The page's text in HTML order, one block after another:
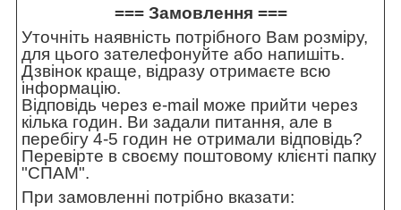
=== Замовлення ===
Уточніть наявність потрібного Вам розміру,
для цього зателефонуйте або напишіть.
Дзвінок краще, відразу отримаєте всю
інформацію.
Відповідь через e-mail може прийти через
кілька годин. Ви задали питання, але в
перебігу 4-5 годин не отримали відповідь?
Перевірте в своєму поштовому клієнті папку
"СПАМ".
При замовленні потрібно вказати: